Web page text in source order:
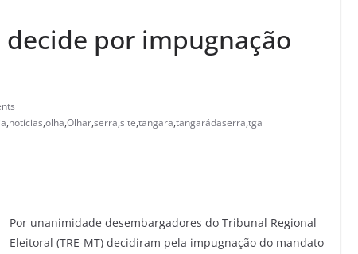
decide por impugnação
,notícias,olha,Olhar,serra,site,tangara,tangarádaserra,tga
Por unanimidade desembargadores do Tribunal Regional
Eleitoral (TRE-MT) decidiram pela impugnação do mandato